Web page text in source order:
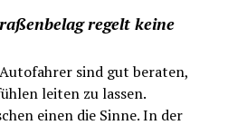
regelt keine
sind gut beraten,
leiten zu lassen.
einen die Sinne. In der